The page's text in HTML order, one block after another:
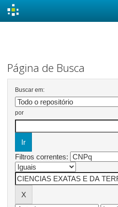
Página de Busca
Buscar em:
por
Filtros correntes: